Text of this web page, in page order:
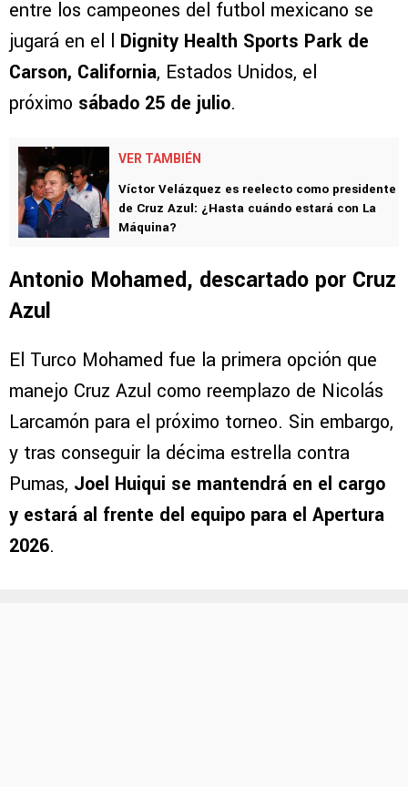
entre los campeones del futbol mexicano se
jugará en el l Dignity Health Sports Park de
Carson, California, Estados Unidos, el
próximo sábado 25 de julio.
VER TAMBIÉN
Víctor Velázquez es reelecto como presidente
de Cruz Azul: ¿Hasta cuándo estará con La
Máquina?
Antonio Mohamed, descartado por Cruz
Azul
El Turco Mohamed fue la primera opción que
manejo Cruz Azul como reemplazo de Nicolás
Larcamón para el próximo torneo. Sin embargo,
y tras conseguir la décima estrella contra
Pumas, Joel Huiqui se mantendrá en el cargo
y estará al frente del equipo para el Apertura
2026.